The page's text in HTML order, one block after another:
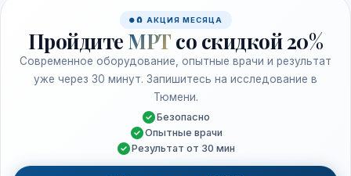
🧲 АКЦИЯ МЕСЯЦА
Пройдите МРТ со скидкой 20%
Современное оборудование, опытные врачи и результат
уже через 30 минут. Запишитесь на исследование в
Тюмени.
Безопасно
Опытные врачи
Результат от 30 мин